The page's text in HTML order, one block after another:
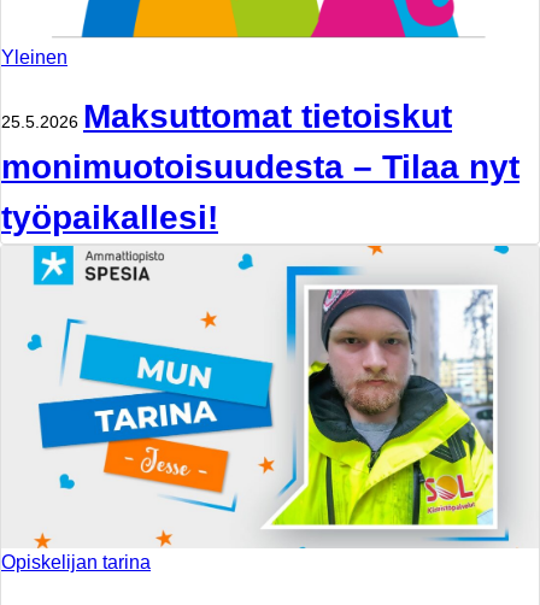
Yleinen
25.5.2026 Maksuttomat tietoiskut
monimuotoisuudesta – Tilaa nyt
työpaikallesi!
Opiskelijan tarina